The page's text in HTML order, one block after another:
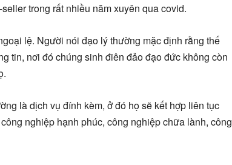
trong rất nhiều năm xuyên qua covid.
lệ. Người nói đạo lý thường mặc định rằng thế
tin, nơi đó chúng sinh điên đảo đạo đức không còn
là dịch vụ đính kèm, ở đó họ sẽ kết hợp liên tục
nghiệp hạnh phúc, công nghiệp chữa lành, công